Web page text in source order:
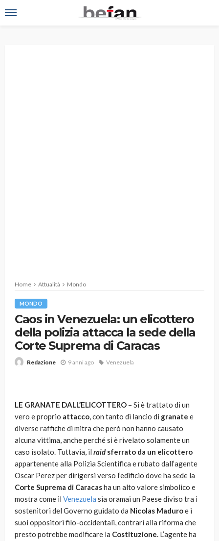
Home Attualità Mondo
MONDO
Caos in Venezuela: un elicottero
della polizia attacca la sede della
Corte Suprema di Caracas
Redazione 9 anni ago Venezuela
LE GRANATE DALL’ELICOTTERO – Si è trattato di un
vero e proprio attacco, con tanto di lancio di granate e
diverse raffiche di mitra che però non hanno causato
alcuna vittima, anche perché si è rivelato solamente un
caso isolato. Tuttavia, il raid sferrato da un elicottero
appartenente alla Polizia Scientifica e rubato dall’agente
Oscar Perez per dirigersi verso l’edificio dove ha sede la
Corte Suprema di Caracasha un alto valore simbolico e
mostra come il Venezuela sia oramai un Paese diviso tra i
sostenitori del Governo guidato da Nicolas Maduroe i
suoi oppositori filo-occidentali, contrari alla riforma che
presto potrebbe modificare la Costituzione. L’agente ha